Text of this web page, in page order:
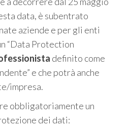
data, è subentrato
aziende e per gli enti
“Data Protection
definito come
e che potrà anche
impresa.
obbligatoriamente un
dei dati: